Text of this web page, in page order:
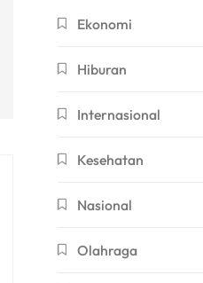
Ekonomi
Hiburan
Internasional
Kesehatan
Nasional
Olahraga